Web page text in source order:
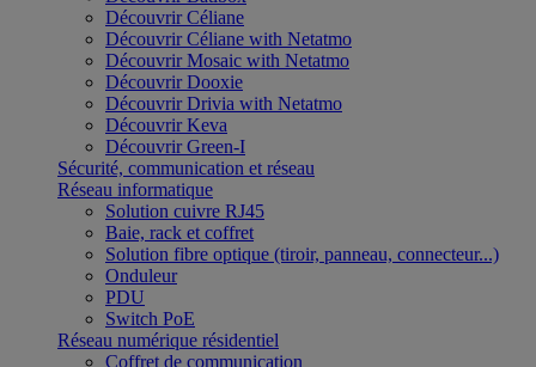
Découvrir Céliane
Découvrir Céliane with Netatmo
Découvrir Mosaic with Netatmo
Découvrir Dooxie
Découvrir Drivia with Netatmo
Découvrir Keva
Découvrir Green-I
Sécurité, communication et réseau
Réseau informatique
Solution cuivre RJ45
Baie, rack et coffret
Solution fibre optique (tiroir, panneau, connecteur...)
Onduleur
PDU
Switch PoE
Réseau numérique résidentiel
Coffret de communication